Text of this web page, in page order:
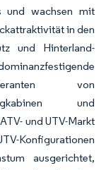
und wachsen mit
in den
und Hinterland-
von
und
und UTV-Markt
Konfigurationen
ausgerichtet,